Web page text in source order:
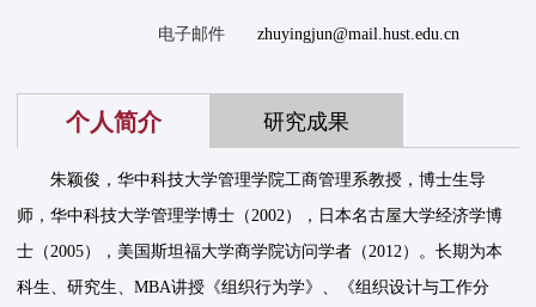
电子邮件 zhuyingjun@mail.hust.edu.cn
个人简介 研究成果
朱颖俊，华中科技大学管理学院工商管理系教授，博士生导
师，华中科技大学管理学博士（2002），日本名古屋大学经济学博
士（2005），美国斯坦福大学商学院访问学者（2012）。长期为本
科生、研究生、MBA讲授《组织行为学》、《组织设计与工作分